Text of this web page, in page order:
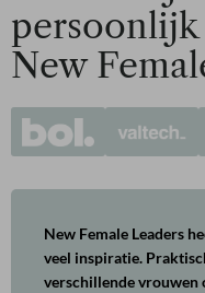
New
New Female Leaders
veel inspiratie.
verschillende vrouwen